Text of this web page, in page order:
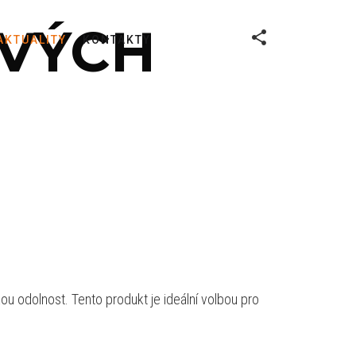
KONTAKTY
odolnost. Tento produkt je ideální volbou pro